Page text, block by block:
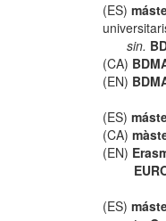
(ES)
sin.
(CA)
(EN)
(ES)
(CA)
(EN)
(ES)